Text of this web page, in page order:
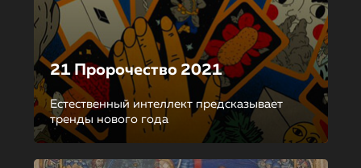
21 Пророчество 2021
Естественный интеллект предсказывает
тренды нового года